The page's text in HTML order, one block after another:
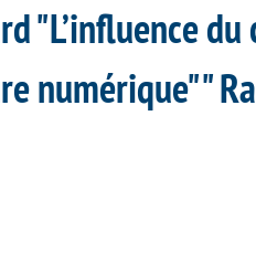
"L’influence du
numérique""